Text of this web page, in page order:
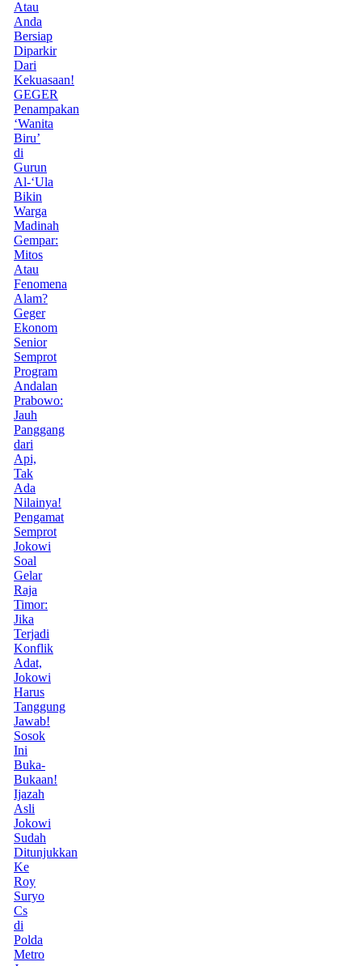
Atau
Anda
Bersiap
Diparkir
Dari
Kekuasaan!
GEGER
Penampakan
‘Wanita
Biru’
di
Gurun
Al-‘Ula
Bikin
Warga
Madinah
Gempar:
Mitos
Atau
Fenomena
Alam?
Geger
Ekonom
Senior
Semprot
Program
Andalan
Prabowo:
Jauh
Panggang
dari
Api,
Tak
Ada
Nilainya!
Pengamat
Semprot
Jokowi
Soal
Gelar
Raja
Timor:
Jika
Terjadi
Konflik
Adat,
Jokowi
Harus
Tanggung
Jawab!
Sosok
Ini
Buka-
Bukaan!
Ijazah
Asli
Jokowi
Sudah
Ditunjukkan
Ke
Roy
Suryo
Cs
di
Polda
Metro